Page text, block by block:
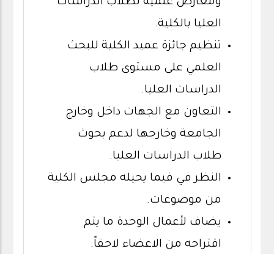
ومعارض علمية لطلاب الدراسات
العليا بالكلية.
تنظيم جائزة عميد الكلية للبحث
العلمي على مستوى طلاب
الدراسات العليا.
التعاون مع الجهات داخل وخارج
الجامعة وخارجها لدعم بحوث
طلاب الدراسات العليا.
النظر في فيما يحيله مجلس الكلية
من موضوعات.
يضاف لأعمال الوحدة ما يتم
اقتراحه من الاعضاء لاحقاً.